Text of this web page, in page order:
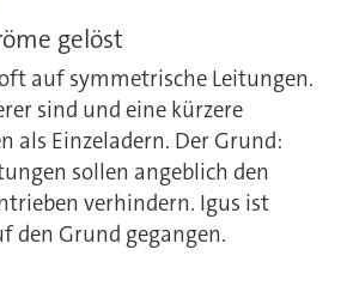
gelöst
auf symmetrische Leitungen.
sind und eine kürzere
als Einzeladern. Der Grund:
sollen angeblich den
verhindern. Igus ist
den Grund gegangen.